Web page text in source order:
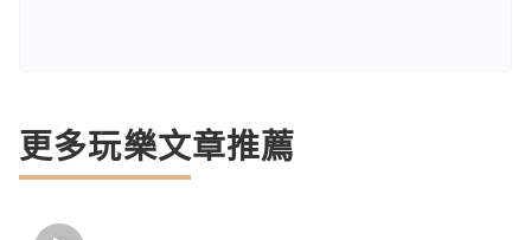
更多玩樂文章推薦